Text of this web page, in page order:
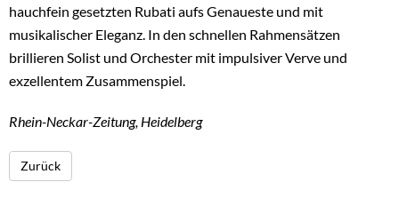
hauchfein gesetzten Rubati aufs Genaueste und mit
musikalischer Eleganz. In den schnellen Rahmensätzen
brillieren Solist und Orchester mit impulsiver Verve und
exzellentem Zusammenspiel.
Rhein-Neckar-Zeitung, Heidelberg
Zurück